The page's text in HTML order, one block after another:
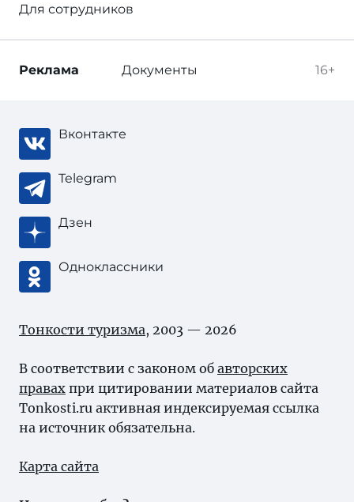
Для сотрудников
16+
Реклама Документы
Вконтакте
Telegram
Дзен
Одноклассники
Тонкости туризма, 2003 — 2026
В соответствии с законом об авторских
правах при цитировании материалов сайта
Tonkosti.ru активная индексируемая ссылка
на источник обязательна.
Карта сайта